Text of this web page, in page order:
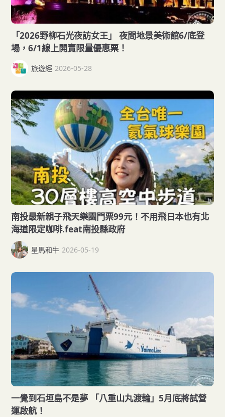
「2026野柳石光夜訪女王」 夜間地景美術館6/底登
場，6/1線上開賣限量優惠票！
旅遊經 2026-05-28
南投最新親子飛天樂園門票99元！不用飛日本也有北
海道限定咖啡.feat南投縣政府
星馬和牛 2026-05-19
一覺到石垣島不是夢 「八重山丸渡輪」5月底將試營
運啟航！